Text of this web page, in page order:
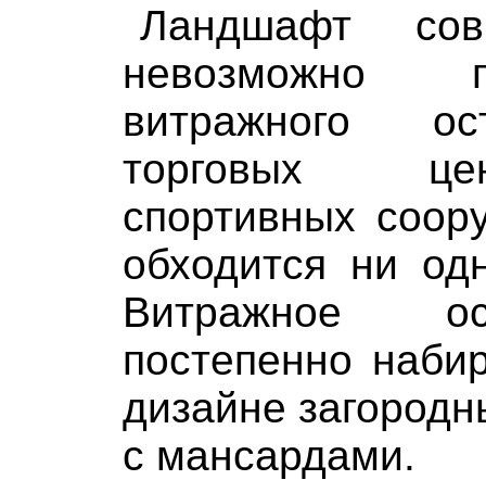
Ландшафт
невозможно
витражного
торговых
спортивных
обходится ни
Витражное
постепенно
дизайне
с мансардами.